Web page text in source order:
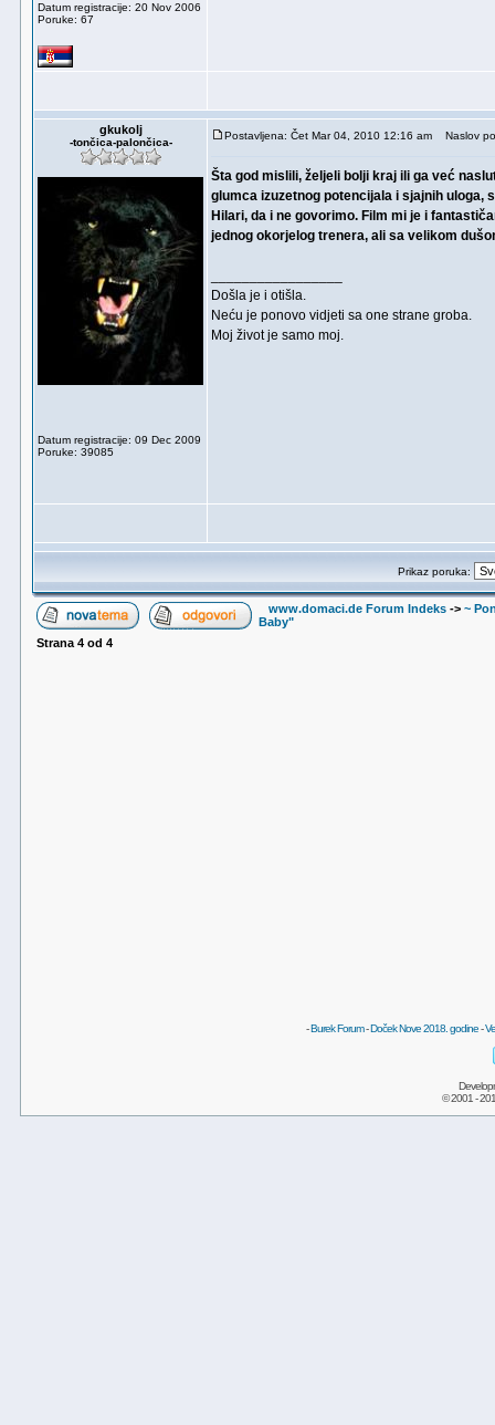
Datum registracije: 20 Nov 2006
Poruke: 67
gkukolj
-tončica-palončica-
Datum registracije: 09 Dec 2009
Poruke: 39085
Postavljena: Čet Mar 04, 2010 12:16 am Naslov
Šta god mislili, željeli bolji kraj ili ga već
glumca izuzetnog potencijala i sjajnih uloga,
Hilari, da i ne govorimo. Film mi je i
jednog okorjelog trenera, ali sa velikom
Došla je i otišla.
Neću je ponovo vidjeti sa one strane groba.
Moj život je samo moj.
Prikaz poruka:
www.domaci.de Forum Indeks -> ~
Baby"
Strana 4 od 4
-Burek Forum-Doček Nove 2018. godine-
© 2001 -